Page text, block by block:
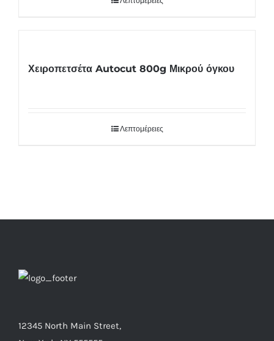
Χειροπετσέτα Autocut 800g Μικρού όγκου
Λεπτομέρειες
12345 North Main Street,